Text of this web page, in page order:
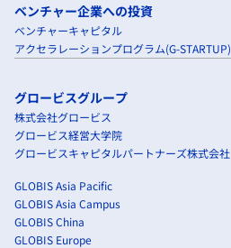
ベンチャー企業への投資
ベンチャーキャピタル
アクセラレーションプログラム(G-STARTUP)
グロービスグループ
株式会社グロービス
グロービス経営大学院
グロービスキャピタルパートナーズ株式会社
GLOBIS Asia Pacific
GLOBIS Asia Campus
GLOBIS China
GLOBIS Europe